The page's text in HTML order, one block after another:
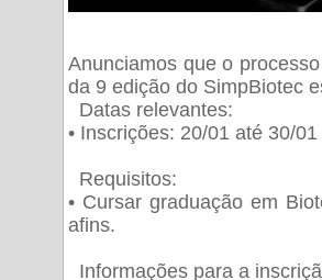
Anunciamos que o
da 9 edição do SimpBiotec
Datas relevantes:
• Inscrições: 20/01 até 30/01
Requisitos:
• Cursar graduação em
afins.
Informações para a